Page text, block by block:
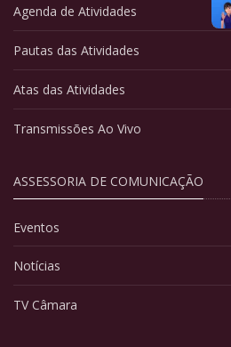
Agenda de Atividades
Pautas das Atividades
Atas das Atividades
Transmissões Ao Vivo
ASSESSORIA DE COMUNICAÇÃO
Eventos
Notícias
TV Câmara